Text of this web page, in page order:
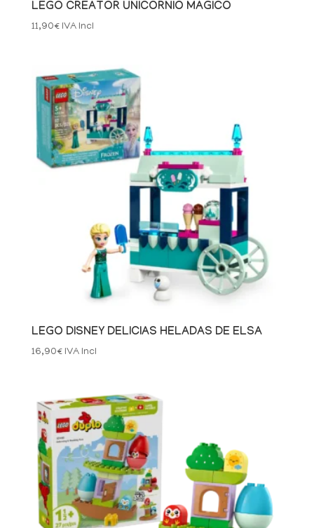
LEGO CREATOR UNICORNIO MAGICO
11,90€ IVA Incl
LEGO DISNEY DELICIAS HELADAS DE ELSA
16,90€ IVA Incl